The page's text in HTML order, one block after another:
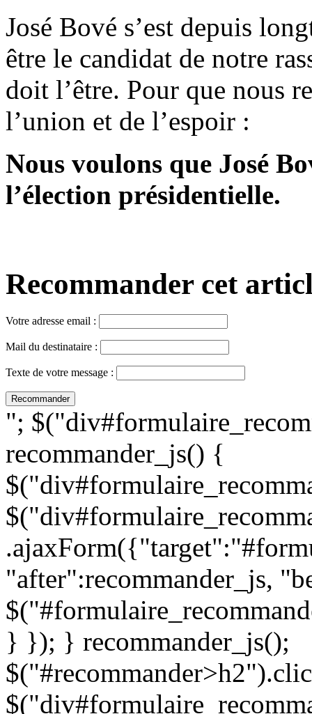
José Bové s’est depuis
être le candidat de notre
doit l’être. Pour que nous
l’union et de l’espoir :
Nous voulons que José
l’élection présidentielle.
Recommander cet
Votre adresse email :
Mail du destinataire :
Texte de votre message :
";
recommander_js() {
"after":recommander_js,
} }); } recommander_js();